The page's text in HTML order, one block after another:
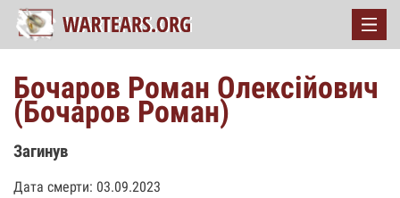
Бочаров Роман Олексійович
(Бочаров Роман)
Загинув
Дата смерти: 03.09.2023